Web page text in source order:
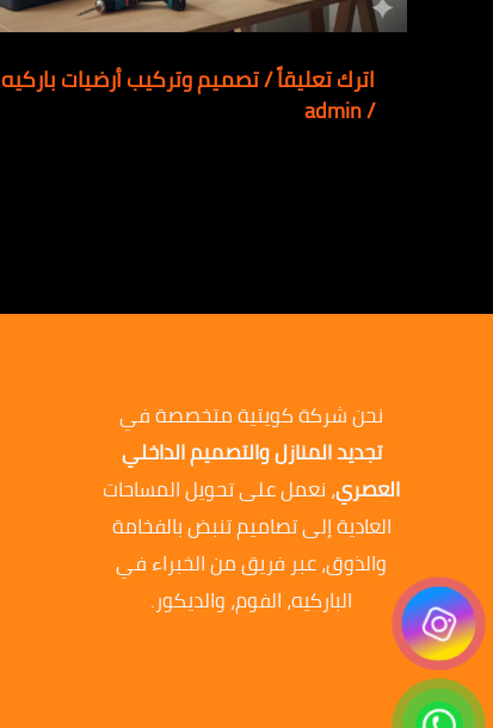
اترك تعليقاً/تصميم وتركيب أرضيات باركيه
/
admin
نحن شركة كويتية متخصصة في
تجديد المنازل والتصميم الداخلي
العصري، نعمل على تحويل المساحات
العادية إلى تصاميم تنبض بالفخامة
والذوق، عبر فريق من الخبراء في
الباركيه، الفوم، والديكور.